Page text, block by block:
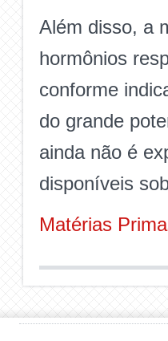
Além disso, a
hormônios
conforme
do grande
ainda não é
disponíveis
Matérias